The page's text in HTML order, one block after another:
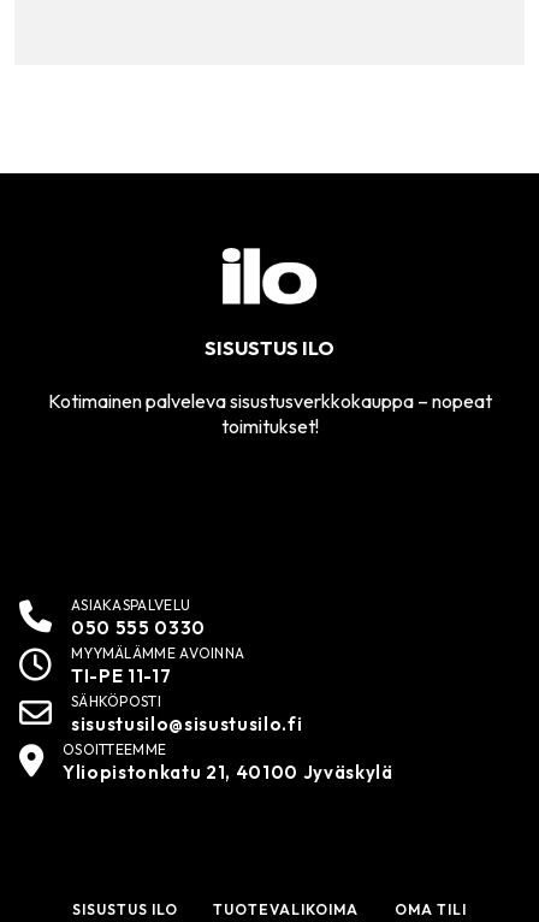
SISUSTUS ILO
Kotimainen palveleva sisustusverkkokauppa – nopeat
toimitukset!
ASIAKASPALVELU
050 555 0330
MYYMÄLÄMME AVOINNA
TI-PE 11-17
SÄHKÖPOSTI
sisustusilo@sisustusilo.fi
OSOITTEEMME
Yliopistonkatu 21, 40100 Jyväskylä
SISUSTUS ILO TUOTEVALIKOIMA OMA TILI